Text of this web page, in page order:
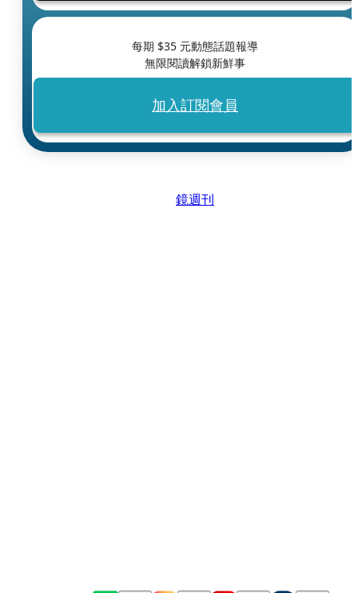
每期 $35 元動態話題報導
無限閱讀解鎖新鮮事
加入訂閱會員
鏡週刊